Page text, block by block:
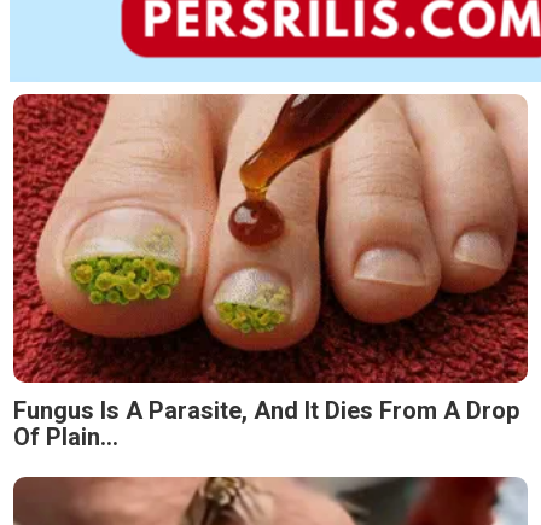
Fungus Is A Parasite, And It Dies From A Drop
Of Plain...